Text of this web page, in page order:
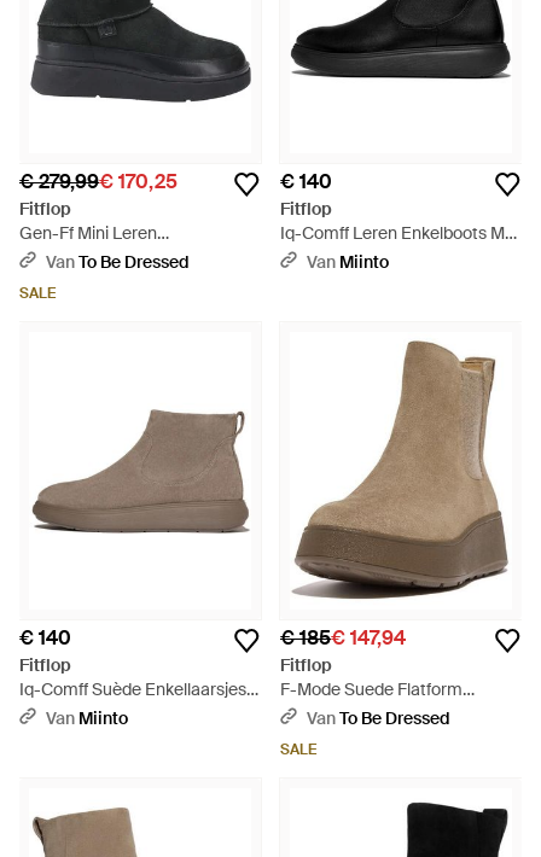
€ 279,99€ 170,25
Fitflop
Gen-Ff Mini Leren
Enkellaarsjes (Allemaal) - Zwart
VanTo Be Dressed
SALE
€ 140
Fitflop
Iq-Comff Leren Enkelboots Met
Rits - Zwart
Van Miinto
€ 140
Fitflop
Iq-Comff Suède Enkellaarsjes
Met Rits - Bruin
Van Miinto
€ 185€ 147,94
Fitflop
F-Mode Suede Flatform
Chelsea Boots 2-Tone Elastic -
VanTo Be Dressed
SALE